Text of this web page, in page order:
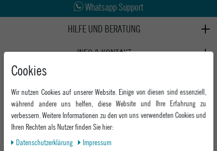
Whatsapp Support
HILFE UND BERATUNG
Gutscheine
Click & Collect
INFO & KONTAKT
Samstag: 10:00 - 17:00
Whatsapp
Kontaktformular
Jobs
We Care - Wiederverwendete Verpackungen
Verleih
EPOXY STORES
Deggendorf
KEEP UP WITH US
Facebook
Cookies
Wir nutzen Cookies auf unserer Website. Einige von diesen sind essenziell,
während andere uns helfen, diese Website und Ihre Erfahrung zu
verbessern. Weitere Informationen zu den von uns verwendeten Cookies und
Ihren Rechten als Nutzer finden Sie hier:
Daten­schutz­erklärung
Impressum